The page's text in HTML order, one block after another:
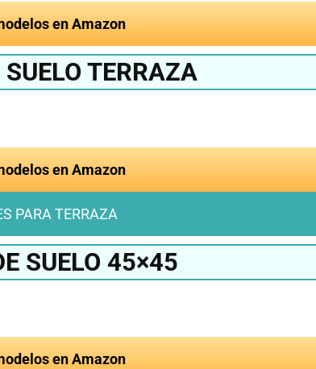
en Amazon
TERRAZA
en Amazon
PARA TERRAZA
SUELO 45×45
en Amazon